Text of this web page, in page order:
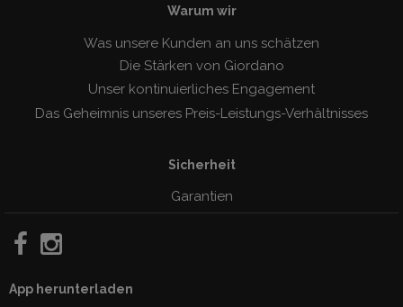
Warum wir
Was unsere Kunden an uns schätzen
Die Stärken von Giordano
Unser kontinuierliches Engagement
Das Geheimnis unseres Preis-Leistungs-Verhàltnisses
Sicherheit
Garantien
App herunterladen